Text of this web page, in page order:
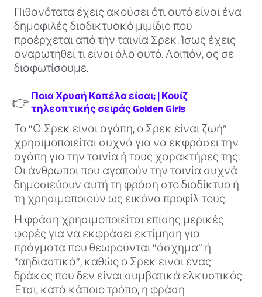
Πιθανότατα έχεις ακούσει ότι αυτό είναι ένα
δημοφιλές διαδικτυακό μιμίδιο που
προέρχεται από την ταινία Σρεκ. Ίσως έχεις
αναρωτηθεί τι είναι όλο αυτό. Λοιπόν, ας σε
διαφωτίσουμε.
👉 Ποια Χρυσή Κοπέλα είσαι; | Κουίζ
τηλεοπτικής σειράς Golden Girls
Το “Ο Σρεκ είναι αγάπη, ο Σρεκ είναι ζωή”
χρησιμοποιείται συχνά για να εκφράσει την
αγάπη για την ταινία ή τους χαρακτήρες της.
Οι άνθρωποι που αγαπούν την ταινία συχνά
δημοσιεύουν αυτή τη φράση στο διαδίκτυο ή
τη χρησιμοποιούν ως εικόνα προφίλ τους.
Η φράση χρησιμοποιείται επίσης μερικές
φορές για να εκφράσει εκτίμηση για
πράγματα που θεωρούνται “άσχημα” ή
“αηδιαστικά”, καθώς ο Σρεκ είναι ένας
δράκος που δεν είναι συμβατικά ελκυστικός.
Έτσι, κατά κάποιο τρόπο, η φράση